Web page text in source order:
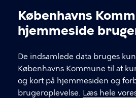
Københavns
hjemmeside
De indsamlede data bruges
Københavns Kommune til at
og kort på hjemmesiden og
brugeroplevelse. Læs hele
voreshverdag@kk.dk
CVR: 64942212